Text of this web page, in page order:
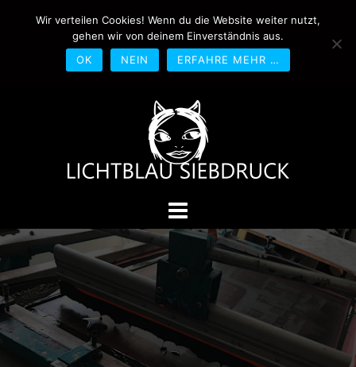
0170-4800361
drucken@lichtblau-
siebdruck.de
Schwedlerstraße 1 - 5 60314
Frankfurt
Wir verteilen Cookies! Wenn du die Website weiter nutzt,
gehen wir von deinem Einverständnis aus.
OK
NEIN ERFAHRE MEHR …